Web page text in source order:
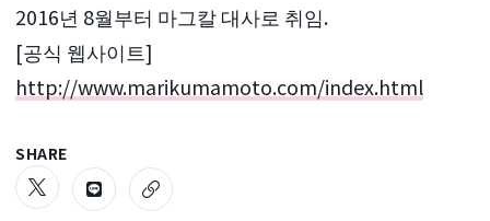
2016년 8월부터 마그칼 대사로 취임.
[공식 웹사이트]
http://www.marikumamoto.com/index.html
SHARE